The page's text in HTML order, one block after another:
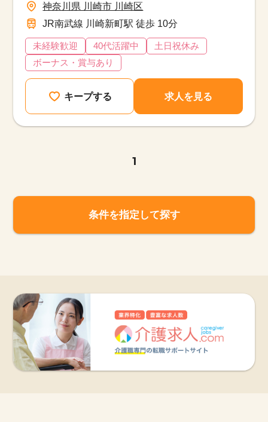
神奈川県 川崎市 川崎区
JR南武線 川崎新町駅 徒歩 10分
未経験歓迎 40代活躍中
土日祝休み
ボーナス・賞与あり
キープする 求人を見る
1
条件を指定して探す